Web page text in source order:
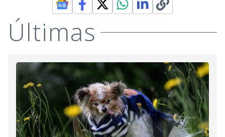
Últimas